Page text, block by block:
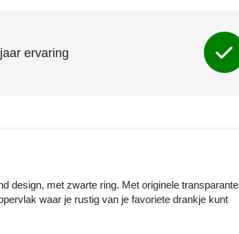
ervaring
design, met zwarte ring. Met originele transparante
waar je rustig van je favoriete drankje kunt